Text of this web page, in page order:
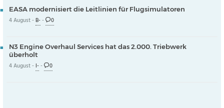
EASA modernisiert die Leitlinien für Flugsimulatoren
4 August -B-- 0
N3 Engine Overhaul Services hat das 2.000. Triebwerk
überholt
4 August - I-- 0